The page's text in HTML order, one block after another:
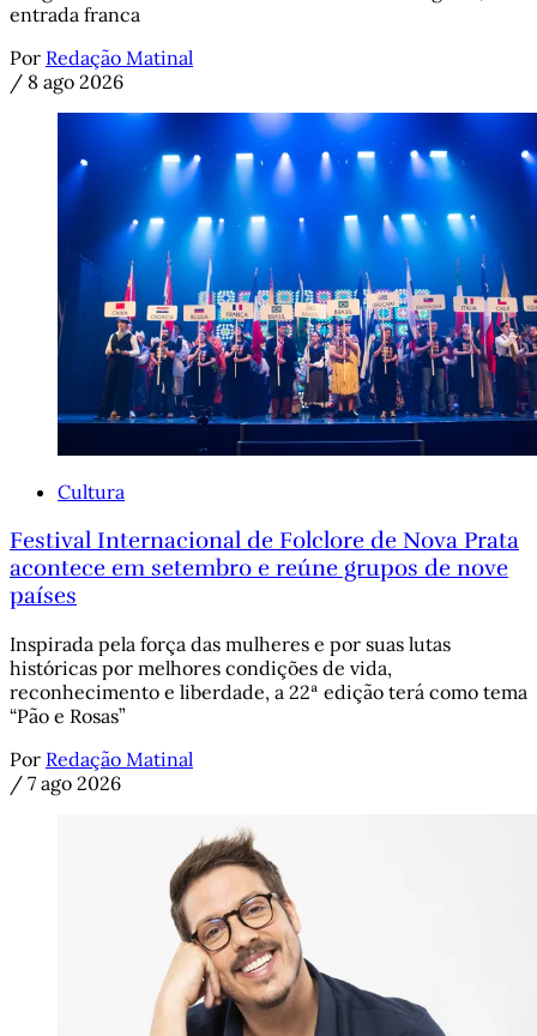
entrada franca
Por Redação Matinal
/ 8 ago 2026
Cultura
Festival Internacional de Folclore de Nova Prata
acontece em setembro e reúne grupos de nove
países
Inspirada pela força das mulheres e por suas lutas
históricas por melhores condições de vida,
reconhecimento e liberdade, a 22ª edição terá como tema
“Pão e Rosas”
Por Redação Matinal
/ 7 ago 2026